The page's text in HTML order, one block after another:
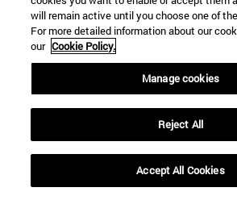
Resumen: Contexto histórico del
creacionisimo-evolucionismo en
años en USA; explicación de las
carácter polémico; presentación del
Inteligente, comparándolo con el
Autor: Santiago Collado González
Pensar en la evolución y la
will remain active until you choose one of
For more detailed information about our
our Cookie Policy.
Manage cookies
Reject All
Accept All Cookies